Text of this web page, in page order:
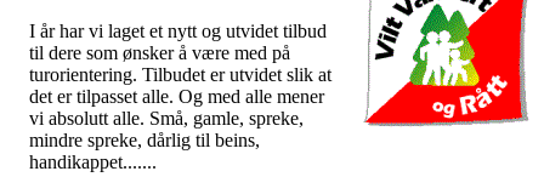
I år har vi laget et nytt og utvidet tilbud
til dere som ønsker å være med på
turorientering. Tilbudet er utvidet slik at
det er tilpasset alle. Og med alle mener
vi absolutt alle. Små, gamle, spreke,
mindre spreke, dårlig til beins,
handikappet.......